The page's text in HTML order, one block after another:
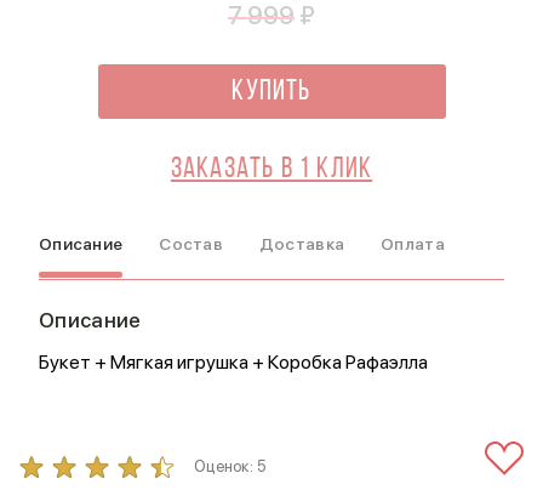
7 999 ₽
Купить
Заказать в 1 клик
Описание Состав Доставка Оплата
Описание
Букет + Мягкая игрушка + Коробка Рафаэлла
Оценок: 5